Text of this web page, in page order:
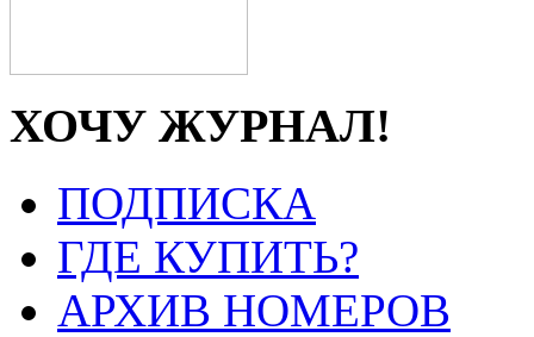
ХОЧУ ЖУРНАЛ!
ПОДПИСКА
ГДЕ КУПИТЬ?
АРХИВ НОМЕРОВ